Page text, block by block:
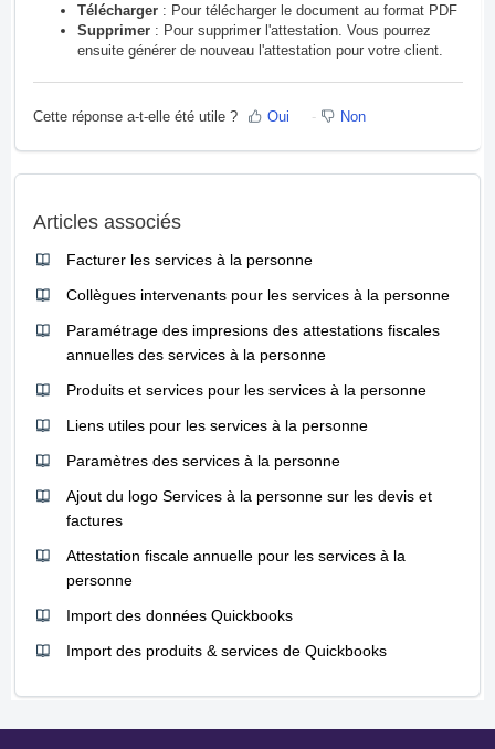
Télécharger : Pour télécharger le document au format PDF
Supprimer : Pour supprimer l'attestation. Vous pourrez
ensuite générer de nouveau l'attestation pour votre client.
Cette réponse a-t-elle été utile ? Oui Non
Articles associés
Facturer les services à la personne
Collègues intervenants pour les services à la personne
Paramétrage des impresions des attestations fiscales
annuelles des services à la personne
Produits et services pour les services à la personne
Liens utiles pour les services à la personne
Paramètres des services à la personne
Ajout du logo Services à la personne sur les devis et
factures
Attestation fiscale annuelle pour les services à la
personne
Import des données Quickbooks
Import des produits & services de Quickbooks